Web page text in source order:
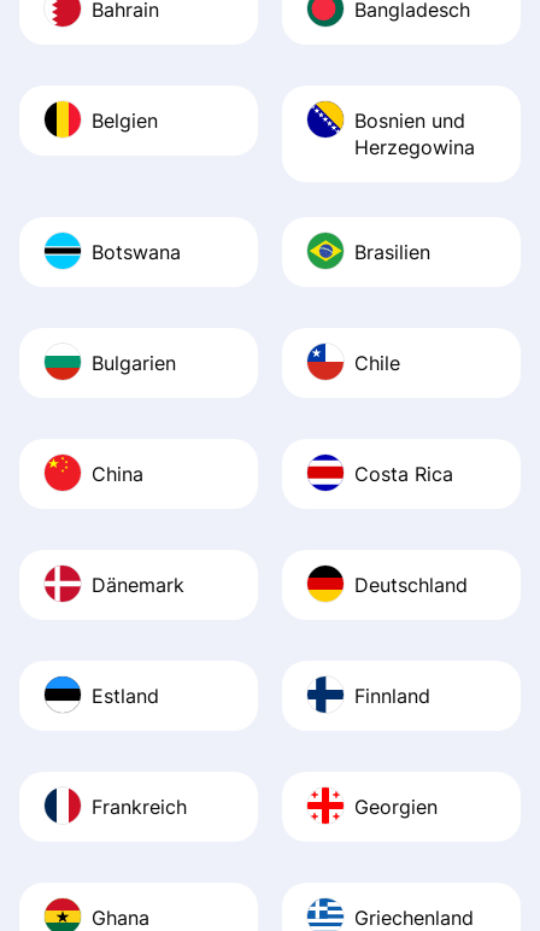
Bahrain Bangladesch
Belgien
Bosnien und
Herzegowina
Botswana Brasilien
Bulgarien Chile
China Costa Rica
Dänemark Deutschland
Estland Finnland
Frankreich Georgien
Ghana Griechenland